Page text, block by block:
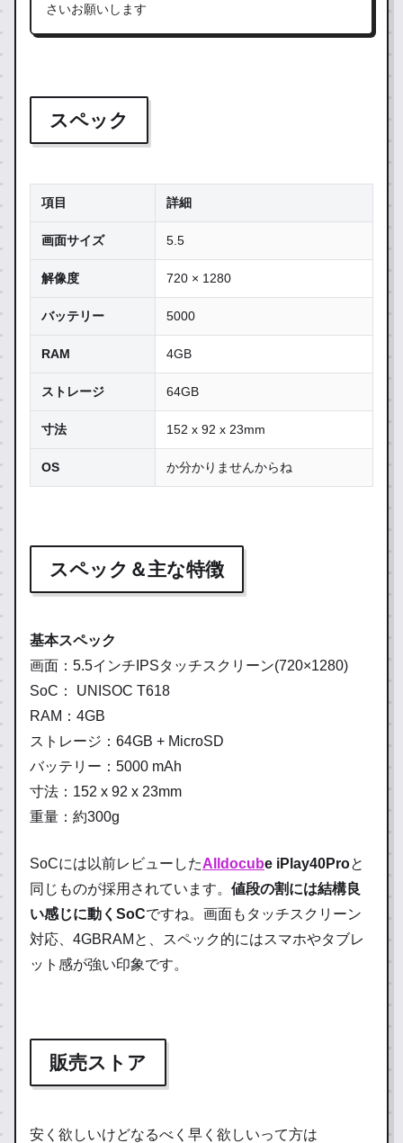
さいお願いします
スペック
項目 詳細
画面サイズ 5.5
解像度 720 × 1280
バッテリー 5000
RAM 4GB
ストレージ 64GB
寸法 152 x 92 x 23mm
OS か分かりませんからね
スペック＆主な特徴
基本スペック
画面：5.5インチIPSタッチスクリーン(720×1280)
SoC： UNISOC T618
RAM：4GB
ストレージ：64GB + MicroSD
バッテリー：5000 mAh
寸法：152 x 92 x 23mm
重量：約300g
SoCには以前レビューしたAlldocube iPlay40Proと
同じものが採用されています。 値段の割には結構良
い感じに動くSoCですね。画面もタッチスクリーン
対応、4GBRAMと、スペック的にはスマホやタブレ
ット感が強い印象です。
販売ストア
安く欲しいけどなるべく早く欲しいって方は